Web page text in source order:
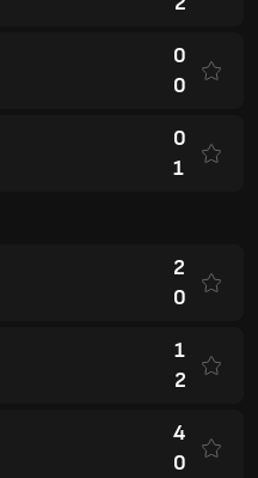
0
0
0
1
2
0
1
2
4
0